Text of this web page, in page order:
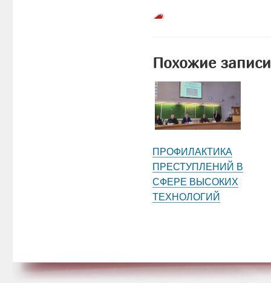
Похожие записи
ПРОФИЛАКТИКА
ПРЕСТУПЛЕНИЙ В
СФЕРЕ ВЫСОКИХ
ТЕХНОЛОГИЙ